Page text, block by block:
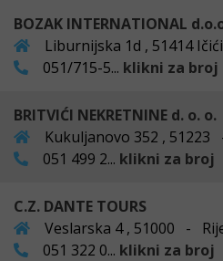
BOZAK INTERNATIONAL
Liburnijska 1d , 51414
051/715-5... klikni za broj
BRITVIĆI NEKRETNINE d. o. o.
Kukuljanovo 352 ,
051 499 2... klikni za broj
C.Z. DANTE TOURS
Veslarska 4 , 51000 -
051 322 0... klikni za broj